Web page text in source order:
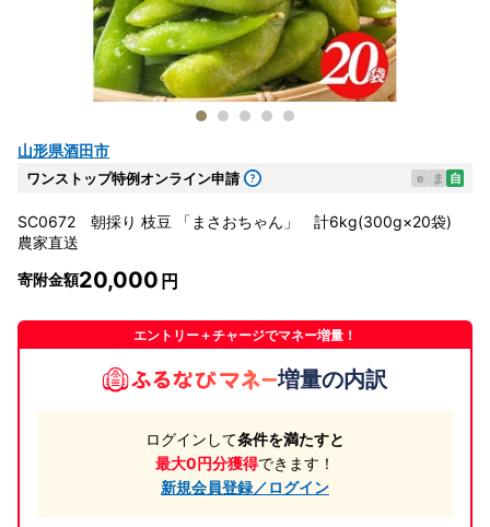
山形県酒田市
ワンストップ特例オンライン申請 e ま 自
SC0672 朝採り 枝豆 「まさおちゃん」 計6kg(300g×20袋)
農家直送
寄附金額20,000
エントリー＋チャージでマネー増量！
増量の内訳
ログインして条件を満たすと
最大0円分獲得できます！
新規会員登録／ログイン